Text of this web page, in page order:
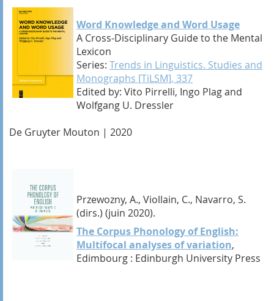
Word Knowledge and Word Usage
A Cross-Disciplinary Guide to the Mental
Lexicon
Series: Trends in Linguistics. Studies and
Monographs [TiLSM], 337
Edited by: Vito Pirrelli, Ingo Plag and
Wolfgang U. Dressler
De Gruyter Mouton | 2020
Przewozny, A., Viollain, C., Navarro, S.
(dirs.) (juin 2020).
The Corpus Phonology of English:
Multifocal analyses of variation,
Edimbourg : Edinburgh University Press